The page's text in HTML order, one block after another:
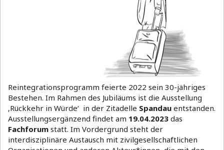
Reintegrationsprogramm feierte 2022 sein 30-jähriges
Bestehen. Im Rahmen des Jubiläums ist die Ausstellung
‚Rückkehr in Würde‘ in der Zitadelle Spandau entstan­den.
Ausstellungsergänzend findet am 19.04.2023 das
Fachforum statt. Im Vordergrund steht der
interdisziplinäre Austausch mit zivilgesellschaftlichen